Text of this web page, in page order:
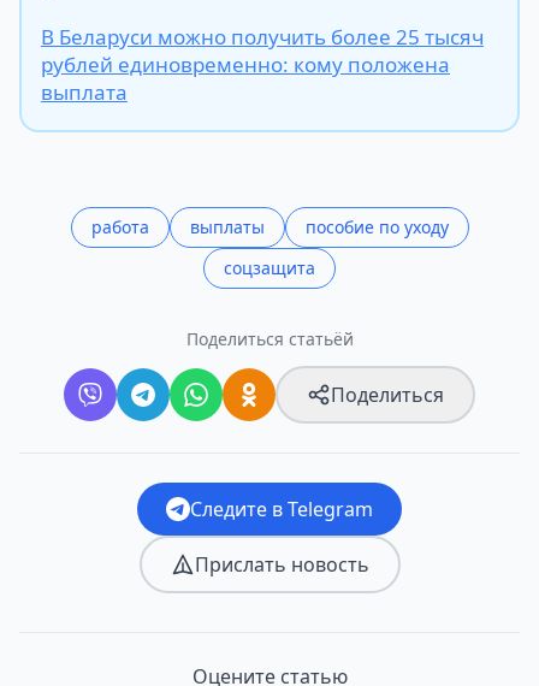
В Беларуси можно получить более 25 тысяч
рублей единовременно: кому положена
выплата
работа выплаты
пособие по уходу
соцзащита
Поделиться статьёй
Поделиться
Следите в Telegram
Прислать новость
Оцените статью